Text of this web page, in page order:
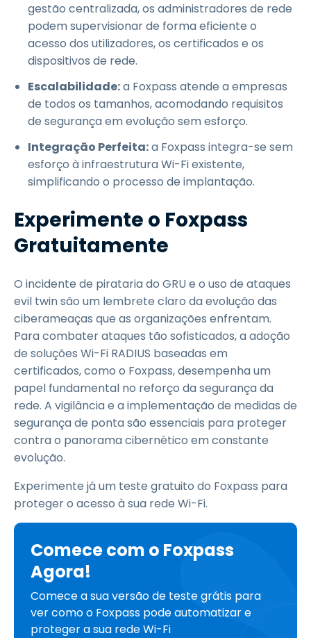
gestão centralizada, os administradores de rede
podem supervisionar de forma eficiente o
acesso dos utilizadores, os certificados e os
dispositivos de rede.
Escalabilidade:a Foxpass atende a empresas
de todos os tamanhos, acomodando requisitos
de segurança em evolução sem esforço.
Integração Perfeita:a Foxpass integra-se sem
esforço à infraestrutura Wi-Fi existente,
simplificando o processo de implantação.
Experimente o Foxpass
Gratuitamente
O incidente de pirataria do GRU e o uso de ataques
evil twin são um lembrete claro da evolução das
ciberameaças que as organizações enfrentam.
Para combater ataques tão sofisticados, a adoção
de soluções Wi-Fi RADIUS baseadas em
certificados, como o Foxpass, desempenha um
papel fundamental no reforço da segurança da
rede. A vigilância e a implementação de medidas de
segurança de ponta são essenciais para proteger
contra o panorama cibernético em constante
evolução.
Experimente já um teste gratuito do Foxpass para
proteger o acesso à sua rede Wi-Fi.
Comece com o Foxpass
Agora!
Comece a sua versão de teste grátis para
ver como o Foxpass pode automatizar e
proteger a sua rede Wi-Fi